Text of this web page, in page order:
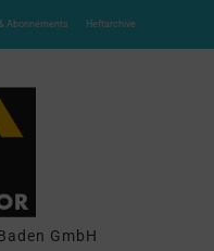
Abonnements Heftarchive
GmbH